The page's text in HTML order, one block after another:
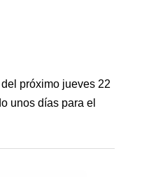
próximo jueves 22
unos días para el